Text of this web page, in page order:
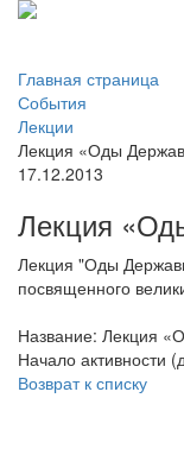
Главная страница
События
Лекции
Лекция «Оды
17.12.2013
Лекция
Лекция "Оды
посвященного
Название: Лекция
Начало активности
Возврат к списку